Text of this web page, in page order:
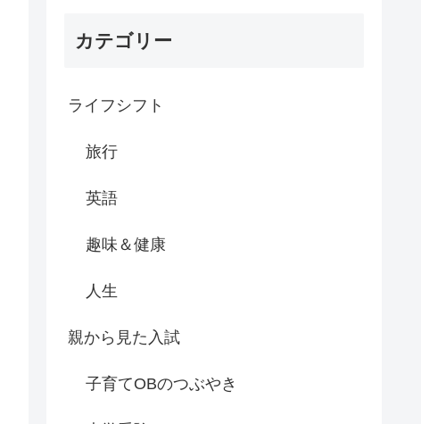
カテゴリー
ライフシフト
旅行
英語
趣味＆健康
人生
親から見た入試
子育てOBのつぶやき